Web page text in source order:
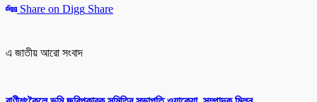
Share on Digg Share
এ জাতীয় আরো সংবাদ